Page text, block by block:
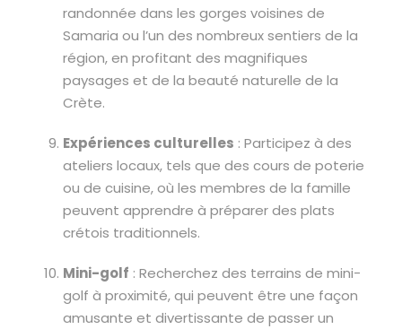
randonnée dans les gorges voisines de
Samaria ou l’un des nombreux sentiers de la
région, en profitant des magnifiques
paysages et de la beauté naturelle de la
Crète.
Expériences culturelles : Participez à des
ateliers locaux, tels que des cours de poterie
ou de cuisine, où les membres de la famille
peuvent apprendre à préparer des plats
crétois traditionnels.
Mini-golf : Recherchez des terrains de mini-
golf à proximité, qui peuvent être une façon
amusante et divertissante de passer un